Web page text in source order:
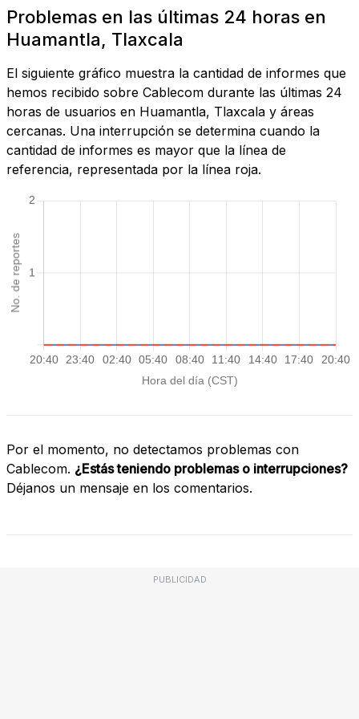
Problemas en las últimas 24 horas en
Huamantla, Tlaxcala
El siguiente gráfico muestra la cantidad de informes que
hemos recibido sobre Cablecom durante las últimas 24
horas de usuarios en Huamantla, Tlaxcala y áreas
cercanas. Una interrupción se determina cuando la
cantidad de informes es mayor que la línea de
referencia, representada por la línea roja.
Por el momento, no detectamos problemas con
Cablecom. ¿Estás teniendo problemas o interrupciones?
Déjanos un mensaje en los comentarios.
PUBLICIDAD